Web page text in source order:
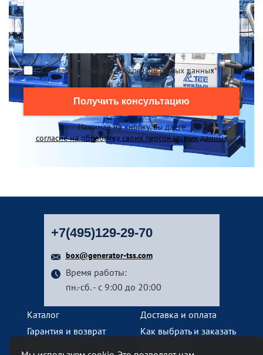
Я согласен на обработку персональных данных*
Получить консультацию
Нажимая на кнопку, вы даете
согласие на обработку своих персональных данных
+7(495)129-29-70
box@generator-tss.com
Время работы:
пн.-сб. - с 9:00 до 20:00
Каталог
Доставка и оплата
Гарантия и возврат
Как выбрать и заказать